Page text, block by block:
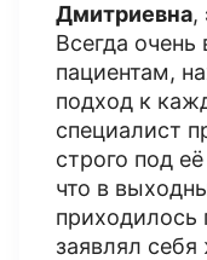
Дмитриевна,
Всегда
пациентам,
подход к
специалист
строго под
что в
приходилось
заявлял